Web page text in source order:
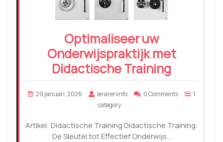
Optimaliseer uw
Onderwijspraktijk met
Didactische Training
29 januari, 2026 lerareninfo 0 Comments
1
category
Artikel: Didactische Training Didactische Training:
De Sleutel tot Effectief Onderwijs…